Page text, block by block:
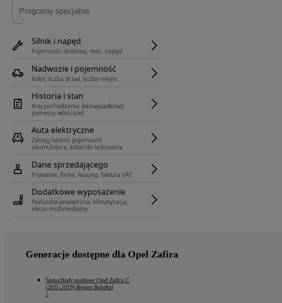
Silnik i napęd
Pojemność skokowa, moc, napęd
Nadwozie i pojemność
Kolor, liczba drzwi, liczba miejsc
Historia i stan
Kraj pochodzenia, bezwypadkowy,
pierwszy właściciel
Auta elektryczne
Zasięg baterii, pojemność
akumulatora, kabel do ładowania
Dane sprzedającego
Prywatne, firma, leasing, faktura VAT
Dodatkowe wyposażenie
Poduszka powietrzna, klimatyzacja,
ekran multimedialny
Generacje dostępne dla Opel Zafira
Samochody osobowe Opel Zafira C
(2011-2019) Region Balsthal
1